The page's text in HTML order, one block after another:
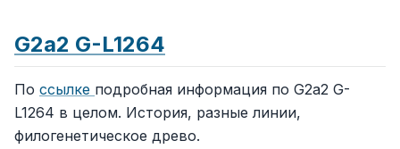
G2a2 G-L1264
По ссылке подробная информация по G2a2 G-
L1264 в целом. История, разные линии,
филогенетическое древо.